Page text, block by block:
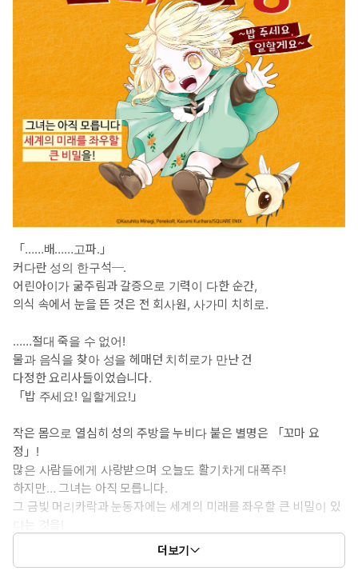
「……배……고파.」
커다란 성의 한구석─.
어린아이가 굶주림과 갈증으로 기력이 다한 순간,
의식 속에서 눈을 뜬 것은 전 회사원, 사가미 치히로.
……절대 죽을 수 없어!
물과 음식을 찾아 성을 헤매던 치히로가 만난 건
다정한 요리사들이었습니다.
「밥 주세요! 일할게요!」
작은 몸으로 열심히 성의 주방을 누비다 붙은 별명은 「꼬마 요
정」!
많은 사람들에게 사랑받으며 오늘도 활기차게 대폭주!
하지만… 그녀는 아직 모릅니다.
그 금빛 머리카락과 눈동자에는 세계의 미래를 좌우할 큰 비밀이 있
다는 것을!
ⓒKazuhito minagi, PenekoR, Kazumi Kurihara/SQUARE
더보기